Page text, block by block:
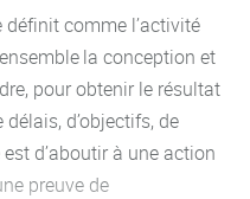
définit comme l’activité
la conception et
pour obtenir le résultat
d’objectifs, de
d’aboutir à une action
preuve de